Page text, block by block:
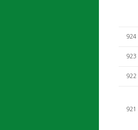
924
923
922
921